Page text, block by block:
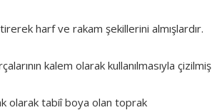
harf ve rakam şekillerini almışlardır.
kalem olarak kullanılmasıyla çizilmiş
olarak tabiî boya olan toprak